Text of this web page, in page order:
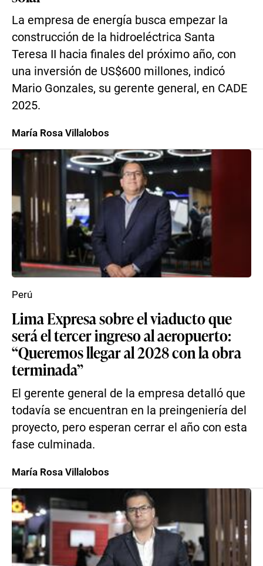
La empresa de energía busca empezar la
construcción de la hidroeléctrica Santa
Teresa II hacia finales del próximo año, con
una inversión de US$600 millones, indicó
Mario Gonzales, su gerente general, en CADE
2025.
María Rosa Villalobos
Lima Expresa sobre el viaducto que
será el tercer ingreso al aeropuerto:
“Queremos llegar al 2028 con la obra
terminada”
El gerente general de la empresa detalló que
todavía se encuentran en la preingeniería del
proyecto, pero esperan cerrar el año con esta
fase culminada.
Perú
María Rosa Villalobos